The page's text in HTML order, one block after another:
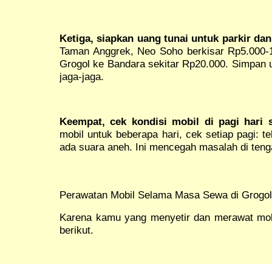
Ketiga, siapkan uang tunai untuk parkir
Taman Anggrek, Neo Soho berkisar
Grogol ke Bandara sekitar Rp20.000. Simpan
jaga-jaga.
Keempat, cek kondisi mobil di pagi hari
mobil untuk beberapa hari, cek setiap pagi:
ada suara aneh. Ini mencegah masalah di
Perawatan Mobil Selama Masa Sewa di
Karena kamu yang menyetir dan merawat
berikut.